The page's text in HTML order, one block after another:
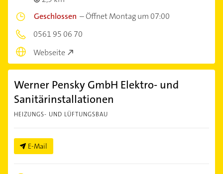
Geschlossen –Öffnet Montag um 07:00
0561 95 06 70
Webseite
Werner Pensky GmbH Elektro- und
Sanitärinstallationen
HEIZUNGS- UND LÜFTUNGSBAU
E-Mail